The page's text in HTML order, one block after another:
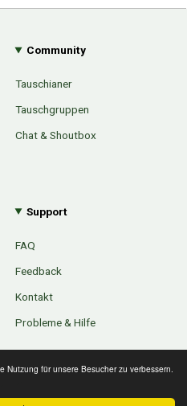
Nutzung für unsere Besucher zu verbessern.
Community
Tauschianer
Tauschgruppen
Chat & Shoutbox
Support
FAQ
Feedback
Kontakt
Probleme & Hilfe